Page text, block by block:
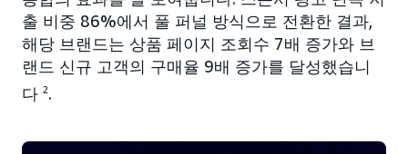
출 비중 86%에서 풀 퍼널 방식으로 전환한 결과,
해당 브랜드는 상품 페이지 조회수 7배 증가와 브
랜드 신규 고객의 구매율 9배 증가를 달성했습니
다 2.